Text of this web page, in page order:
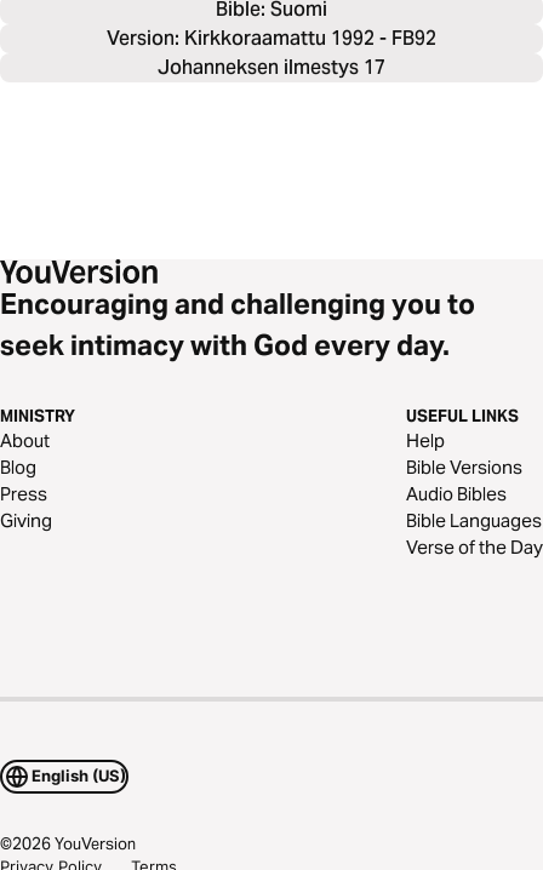
Bible: Suomi
Version: Kirkkoraamattu 1992 - FB92
Johanneksen ilmestys 17
Encouraging and challenging you to
seek intimacy with God every day.
MINISTRY
About
Blog
Press
Giving
USEFUL LINKS
Help
Bible Versions
Audio Bibles
Bible Languages
Verse of the Day
English (US)
©2026YouVersion
Privacy Policy Terms